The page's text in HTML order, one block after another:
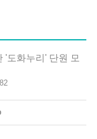
'도화누리' 단원 모